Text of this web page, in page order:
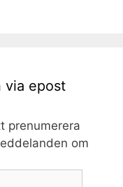
via epost
prenumerera
om